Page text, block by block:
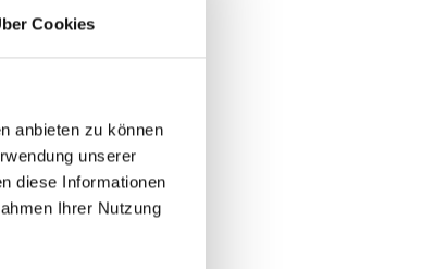
Cookies
anbieten zu können
unserer
diese Informationen
Ihrer Nutzung